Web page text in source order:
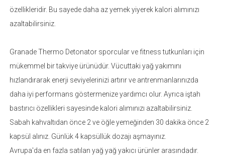
özellikleridir. Bu sayede daha az yemek yiyerek kalori alımınızı
azaltabilirsiniz.
Granade Thermo Detonator sporcular ve fitness tutkunları için
mükemmel bir takviye ürünüdür. Vücuttaki yağ yakımını
hızlandırarak enerji seviyelerinizi artırır ve antrenmanlarınızda
daha iyi performans göstermenize yardımcı olur. Ayrıca iştah
bastırıcı özellikleri sayesinde kalori alımınızı azaltabilirsiniz.
Sabah kahvaltıdan önce 2 ve öğle yemeğinden 30 dakika önce 2
kapsül alınız. Günlük 4 kapsüllük dozajı aşmayınız.
Avrupa'da en fazla satılan yağ yağ yakıcı ürünler arasındadır.